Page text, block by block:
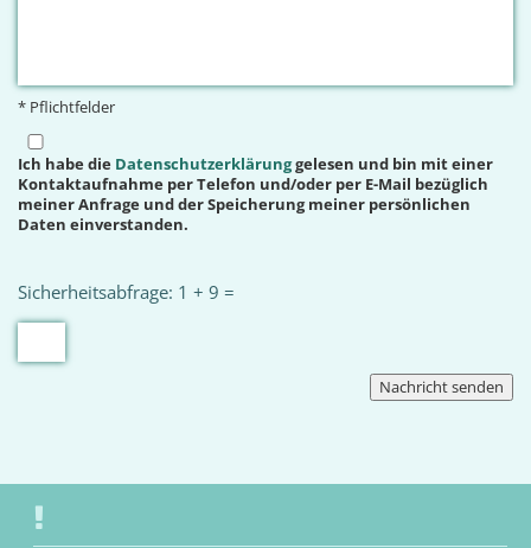
* Pflichtfelder
Ich habe die Datenschutzerklärunggelesen und bin mit einer
Kontaktaufnahme per Telefon und/oder per E-Mail bezüglich
meiner Anfrage und der Speicherung meiner persönlichen
Daten einverstanden.
Sicherheitsabfrage: 1 + 9 =